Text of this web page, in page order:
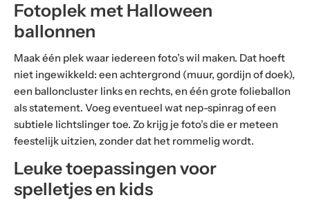
Fotoplek met Halloween
ballonnen
Maak één plek waar iedereen foto’s wil maken. Dat hoeft
niet ingewikkeld: een achtergrond (muur, gordijn of doek),
een balloncluster links en rechts, en één grote folieballon
als statement. Voeg eventueel wat nep-spinrag of een
subtiele lichtslinger toe. Zo krijg je foto’s die er meteen
feestelijk uitzien, zonder dat het rommelig wordt.
Leuke toepassingen voor
spelletjes en kids